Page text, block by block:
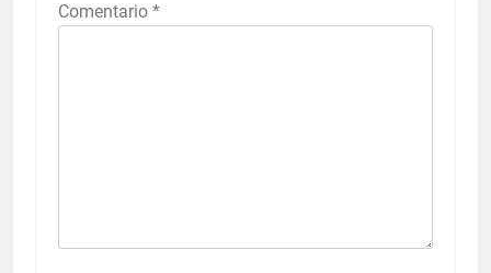
Comentario *